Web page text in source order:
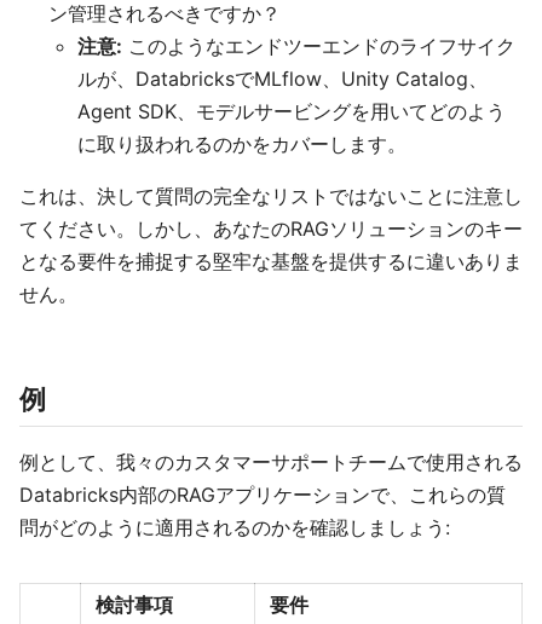
ン管理されるべきですか？
注意: このようなエンドツーエンドのライフサイク
ルが、DatabricksでMLflow、Unity Catalog、
Agent SDK、モデルサービングを用いてどのよう
に取り扱われるのかをカバーします。
これは、決して質問の完全なリストではないことに注意し
てください。しかし、あなたのRAGソリューションのキー
となる要件を捕捉する堅牢な基盤を提供するに違いありま
せん。
例
例として、我々のカスタマーサポートチームで使用される
Databricks内部のRAGアプリケーションで、これらの質
問がどのように適用されるのかを確認しましょう:
検討事項 要件